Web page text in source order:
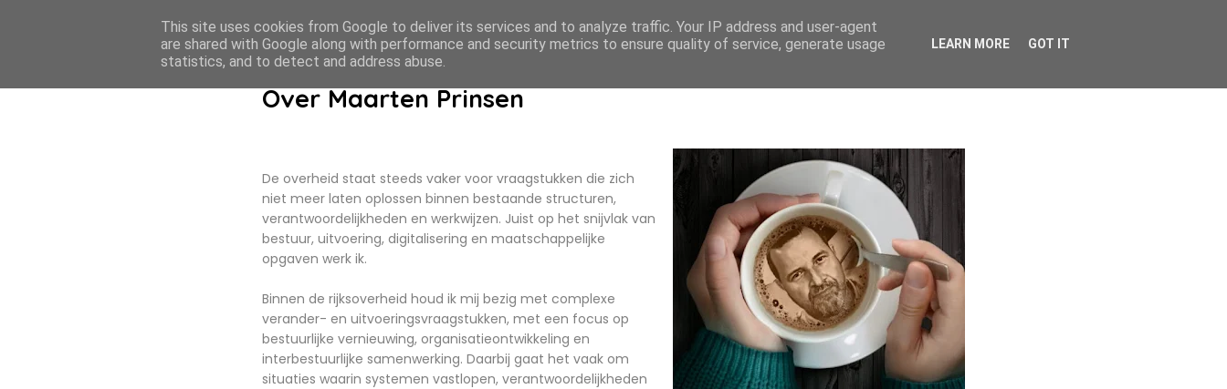
MaartenPrinsen.nl HOME
Over Maarten Prinsen
De overheid staat steeds vaker voor vraagstukken die zich
niet meer laten oplossen binnen bestaande structuren,
verantwoordelijkheden en werkwijzen. Juist op het snijvlak van
bestuur, uitvoering, digitalisering en maatschappelijke
opgaven werk ik.
Binnen de rijksoverheid houd ik mij bezig met complexe
verander- en uitvoeringsvraagstukken, met een focus op
bestuurlijke vernieuwing, organisatieontwikkeling en
interbestuurlijke samenwerking. Daarbij gaat het vaak om
situaties waarin systemen vastlopen, verantwoordelijkheden
This site uses cookies from Google to deliver its services and to analyze traffic. Your IP address and user-agent
are shared with Google along with performance and security metrics to ensure quality of service, generate usage
statistics, and to detect and address abuse.
LEARN MORE GOT IT